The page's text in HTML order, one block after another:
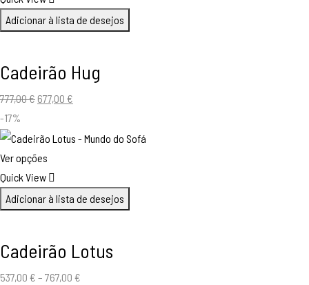
Adicionar à lista de desejos
Cadeirão Hug
777,00€ O
original
era:
777,00 €.
677,00 €
atual
-17%
Ver opções
Quick View
Adicionar à lista de desejos
Cadeirão Lotus
537,00 € – 767,00 €